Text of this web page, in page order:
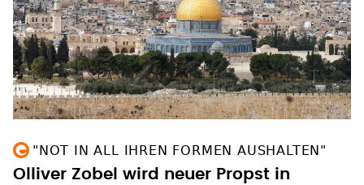
"NOT IN ALL IHREN FORMEN AUSHALTEN"
Olliver Zobel wird neuer Propst in